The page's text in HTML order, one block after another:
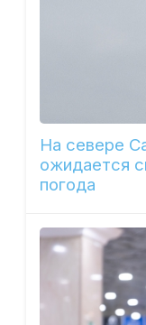
На севере
ожидается
погода